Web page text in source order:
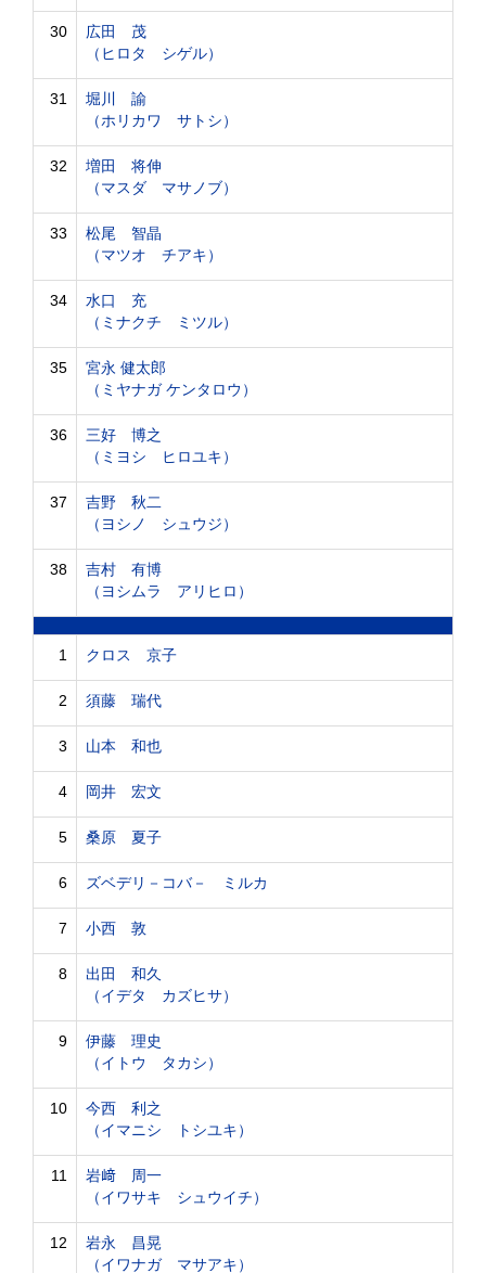
30
広田 茂
（ヒロタ シゲル）
31
堀川 諭
（ホリカワ サトシ）
32
増田 将伸
（マスダ マサノブ）
33
松尾 智晶
（マツオ チアキ）
34
水口 充
（ミナクチ ミツル）
35
宮永 健太郎
（ミヤナガ ケンタロウ）
36
三好 博之
（ミヨシ ヒロユキ）
37
吉野 秋二
（ヨシノ シュウジ）
38
吉村 有博
（ヨシムラ アリヒロ）
1 クロス 京子
2 須藤 瑞代
3 山本 和也
4 岡井 宏文
5 桑原 夏子
6 ズベデリ－コバ－ ミルカ
7 小西 敦
8
出田 和久
（イデタ カズヒサ）
9
伊藤 理史
（イトウ タカシ）
10
今西 利之
（イマニシ トシユキ）
11
岩﨑 周一
（イワサキ シュウイチ）
12
岩永 昌晃
（イワナガ マサアキ）